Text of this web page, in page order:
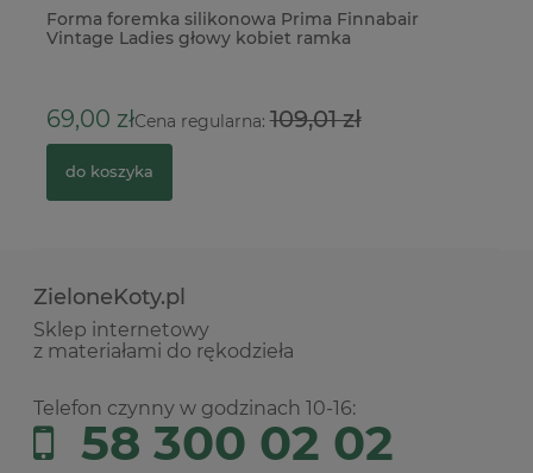
Forma foremka silikonowa Prima Finnabair
Vintage Ladies głowy kobiet ramka
69,00 złCena regularna:109,01 zł
do koszyka
ZieloneKoty.pl
Sklep internetowy
z materiałami do rękodzieła
Telefon czynny w godzinach 10-16:
58 300 02 02